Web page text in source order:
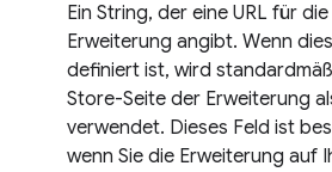
Ein String, der eine URL für
Erweiterung angibt. Wenn
definiert ist, wird
Store-Seite der Erweiterung
verwendet. Dieses Feld ist
wenn Sie die Erweiterung auf